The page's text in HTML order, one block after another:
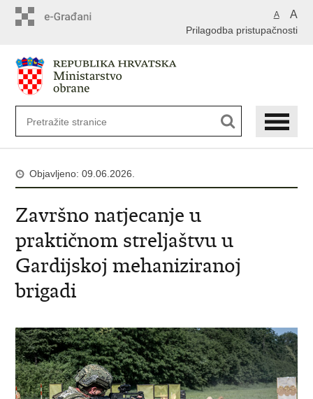
A A
Prilagodba pristupačnosti
Objavljeno: 09.06.2026.
Završno natjecanje u
praktičnom streljaštvu u
Gardijskoj mehaniziranoj
brigadi